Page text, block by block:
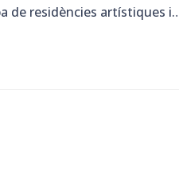
de residències artístiques